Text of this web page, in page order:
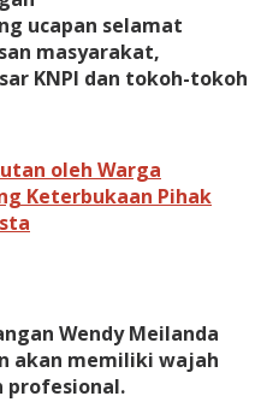
ucapan selamat
masyarakat,
KNPI dan tokoh-tokoh
oleh Warga
Keterbukaan Pihak
Wendy Meilanda
akan memiliki wajah
profesional.